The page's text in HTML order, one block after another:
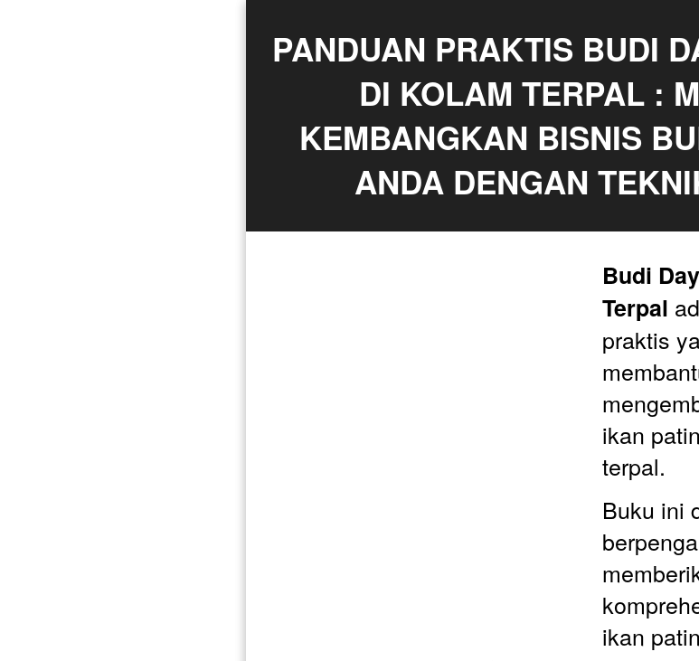
PANDUAN PRAKTIS BUDI
DI KOLAM TERPAL :
KEMBANGKAN BISNIS
ANDA DENGAN
Budi
Terpal
praktis
ikan
terpal.
Buku ini
ikan